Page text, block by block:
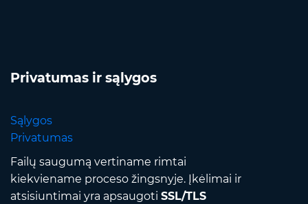
Privatumas ir sąlygos
Sąlygos
Privatumas
Failų saugumą vertiname rimtai
kiekviename proceso žingsnyje. Įkėlimai ir
atsisiuntimai yra apsaugoti SSL/TLS